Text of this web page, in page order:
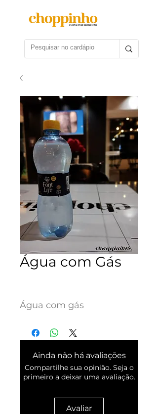
Água com Gás
Água com gás
Ainda não há avaliações
Compartilhe sua opinião. Seja o
primeiro a deixar uma avaliação.
Avaliar